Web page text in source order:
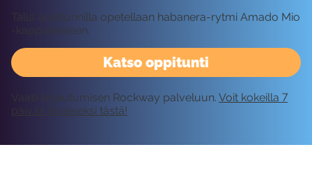
Katso oppitunti
Tällä oppitunnilla opetellaan habanera-rytmi Amado Mio
-kappaleeseen.
Vaatii kirjautumisen Rockway palveluun. Voit kokeilla 7
päivää ilmaiseksi tästä!